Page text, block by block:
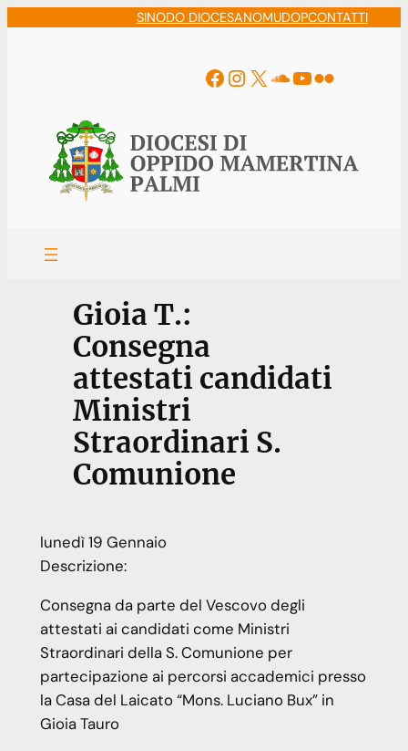
SINODO DIOCESANOMUDOPCONTATTI
Facebook
Instagram
X Soundcloud
YouTube
Flickr
Gioia T.:
Consegna
attestati candidati
Ministri
Straordinari S.
Comunione
lunedì19 Gennaio
Descrizione:
Consegna da parte del Vescovo degli
attestati ai candidati come Ministri
Straordinari della S. Comunione per
partecipazione ai percorsi accademici presso
la Casa del Laicato “Mons. Luciano Bux” in
Gioia Tauro